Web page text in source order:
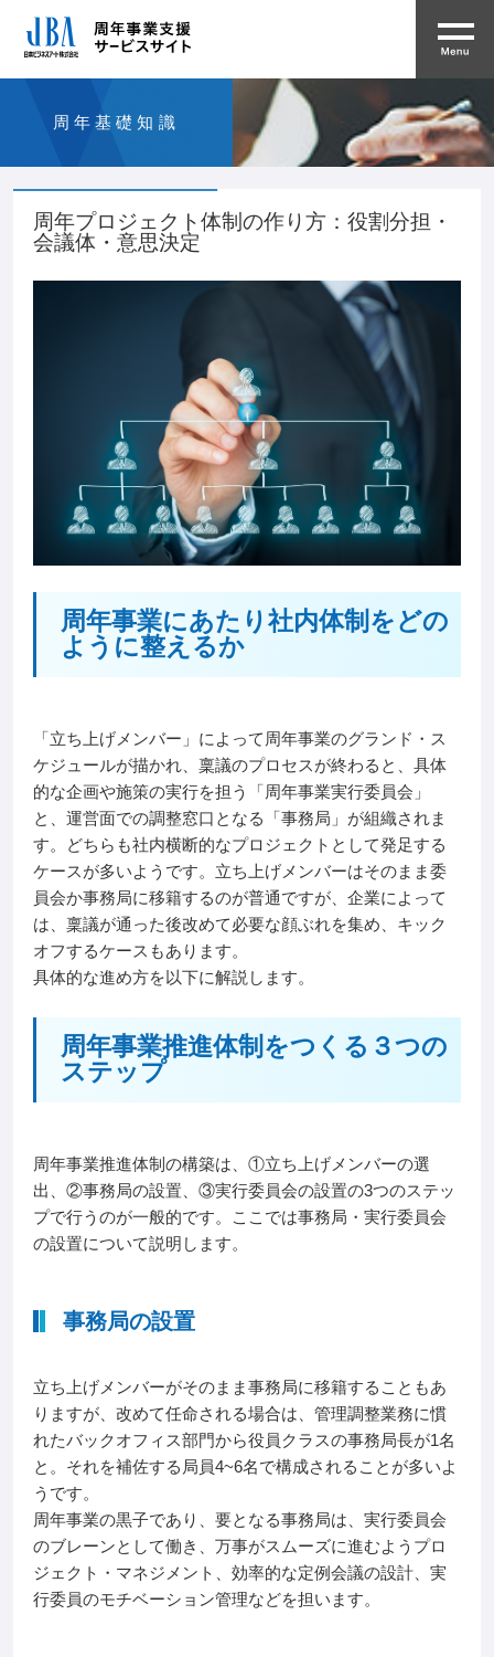
周年基礎知識
周年プロジェクト体制の作り方：役割分担・
会議体・意思決定
周年事業にあたり社内体制をどの
ように整えるか
「立ち上げメンバー」によって周年事業のグランド・ス
ケジュールが描かれ、稟議のプロセスが終わると、具体
的な企画や施策の実行を担う「周年事業実行委員会」
と、運営面での調整窓口となる「事務局」が組織されま
す。どちらも社内横断的なプロジェクトとして発足する
ケースが多いようです。立ち上げメンバーはそのまま委
員会か事務局に移籍するのが普通ですが、企業によって
は、稟議が通った後改めて必要な顔ぶれを集め、キック
オフするケースもあります。
具体的な進め方を以下に解説します。
周年事業推進体制をつくる３つの
ステップ
周年事業推進体制の構築は、①立ち上げメンバーの選
出、②事務局の設置、③実行委員会の設置の3つのステッ
プで行うのが一般的です。ここでは事務局・実行委員会
の設置について説明します。
事務局の設置
立ち上げメンバーがそのまま事務局に移籍することもあ
りますが、改めて任命される場合は、管理調整業務に慣
れたバックオフィス部門から役員クラスの事務局長が1名
と。それを補佐する局員4~6名で構成されることが多いよ
うです。
周年事業の黒子であり、要となる事務局は、実行委員会
のブレーンとして働き、万事がスムーズに進むようプロ
ジェクト・マネジメント、効率的な定例会議の設計、実
行委員のモチベーション管理などを担います。